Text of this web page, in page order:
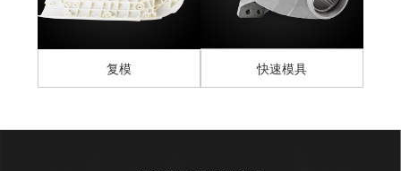
复模 快速模具